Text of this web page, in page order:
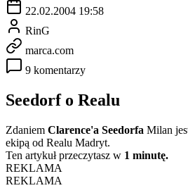
22.02.2004 19:58
RinG
marca.com
9 komentarzy
Seedorf o Realu
Zdaniem Clarence'a Seedorfa Milan
ekipą od Realu Madryt.
Ten artykuł przeczytasz w 1 minutę.
REKLAMA
REKLAMA